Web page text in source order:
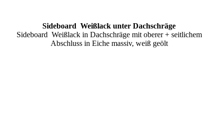
Sideboard Weißlack unter Dachschräge
Sideboard Weißlack in Dachschräge mit oberer + seitlichem
Abschluss in Eiche massiv, weiß geölt